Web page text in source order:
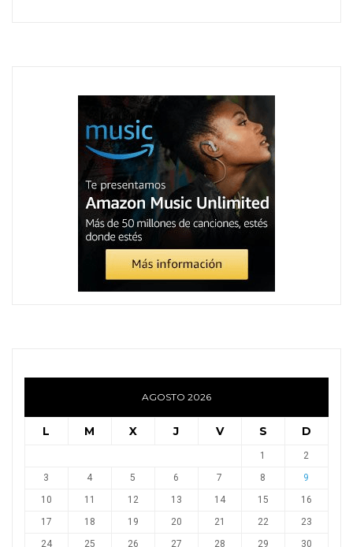
AGOSTO 2026
L M X J V S D
1
2
3
4 5 6 7 8
9
10
11 12 13 14 15
16
17
18 19 20 21 22
23
24
25 26 27 28 29 30